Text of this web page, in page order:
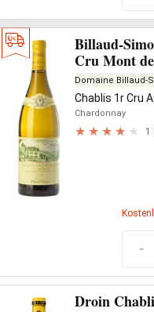
Billaud-
Cru Mont
Domaine Billaud-
Chablis 1r Cru
Chardonnay
1
-
Droin